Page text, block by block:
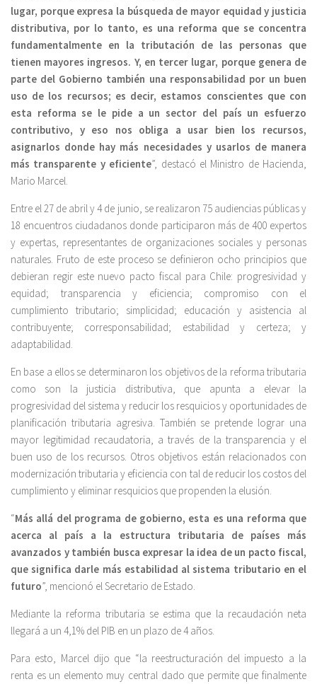
lugar, porque expresa la búsqueda de mayor equidad y justicia
distributiva, por lo tanto, es una reforma que se concentra
fundamentalmente en la tributación de las personas que
tienen mayores ingresos. Y, en tercer lugar, porque genera de
parte del Gobierno también una responsabilidad por un buen
uso de los recursos; es decir, estamos conscientes que con
esta reforma se le pide a un sector del país un esfuerzo
contributivo, y eso nos obliga a usar bien los recursos,
asignarlos donde hay más necesidades y usarlos de manera
más transparente y eficiente”, destacó el Ministro de Hacienda,
Mario Marcel.
Entre el 27 de abril y 4 de junio, se realizaron 75 audiencias públicas y
18 encuentros ciudadanos donde participaron más de 400 expertos
y expertas, representantes de organizaciones sociales y personas
naturales. Fruto de este proceso se definieron ocho principios que
debieran regir este nuevo pacto fiscal para Chile: progresividad y
equidad; transparencia y eficiencia; compromiso con el
cumplimiento tributario; simplicidad; educación y asistencia al
contribuyente; corresponsabilidad; estabilidad y certeza; y
adaptabilidad.
En base a ellos se determinaron los objetivos de la reforma tributaria
como son la justicia distributiva, que apunta a elevar la
progresividad del sistema y reducir los resquicios y oportunidades de
planificación tributaria agresiva. También se pretende lograr una
mayor legitimidad recaudatoria, a través de la transparencia y el
buen uso de los recursos. Otros objetivos están relacionados con
modernización tributaria y eficiencia con tal de reducir los costos del
cumplimiento y eliminar resquicios que propenden la elusión.
“Más allá del programa de gobierno, esta es una reforma que
acerca al país a la estructura tributaria de países más
avanzados y también busca expresar la idea de un pacto fiscal,
que significa darle más estabilidad al sistema tributario en el
futuro”, mencionó el Secretario de Estado.
Mediante la reforma tributaria se estima que la recaudación neta
llegará a un 4,1% del PIB en un plazo de 4 años.
Para esto, Marcel dijo que “la reestructuración del impuesto a la
renta es un elemento muy central dado que permite que finalmente